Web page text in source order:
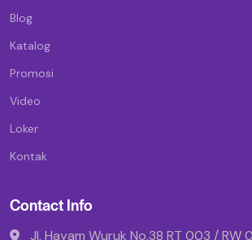
Blog
Katalog
Promosi
Video
Loker
Kontak
Contact Info
Jl. Hayam Wuruk No.38 RT 003 / RW